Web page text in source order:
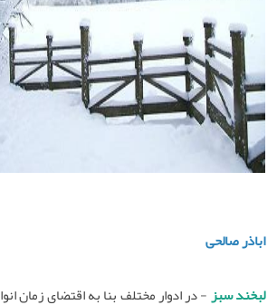
اباذر صالحی
لبخند سبز- در ادوار مختلف بنا به اقتضای زمان